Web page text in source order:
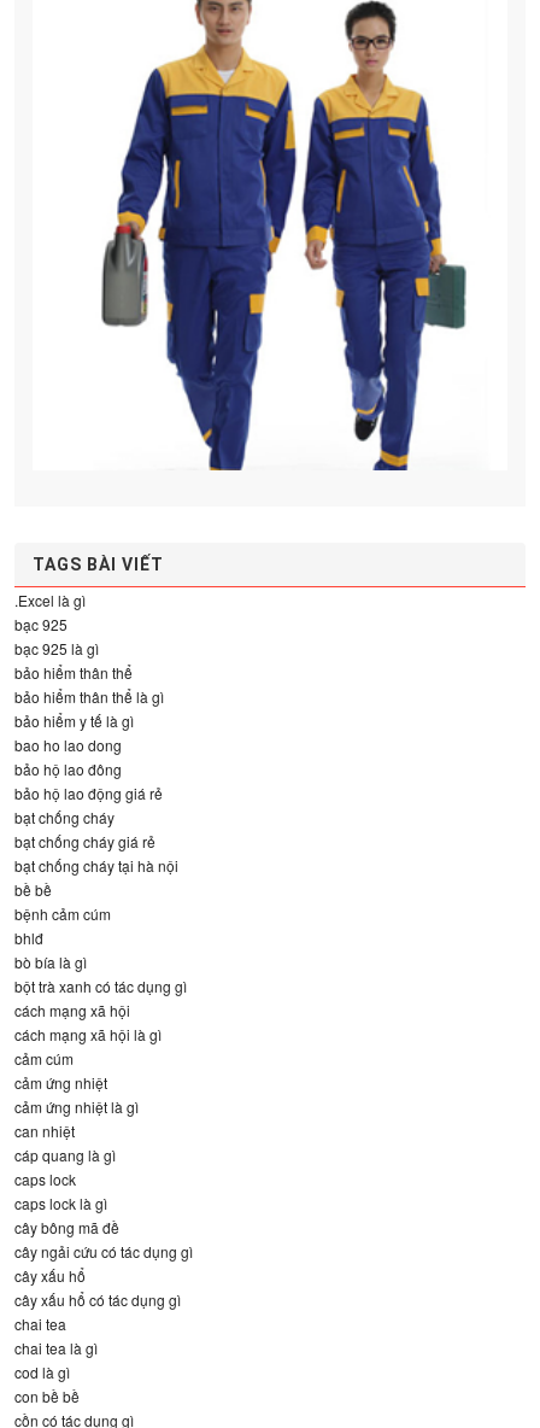
TAGS BÀI VIẾT
.Excel là gì
bạc 925
bạc 925 là gì
bảo hiểm thân thể
bảo hiểm thân thể là gì
bảo hiểm y tế là gì
bao ho lao dong
bảo hộ lao đông
bảo hộ lao động giá rẻ
bạt chống cháy
bạt chống cháy giá rẻ
bạt chống cháy tại hà nội
bề bề
bệnh cảm cúm
bhlđ
bò bía là gì
bột trà xanh có tác dụng gì
cách mạng xã hội
cách mạng xã hội là gì
cảm cúm
cảm ứng nhiệt
cảm ứng nhiệt là gì
can nhiệt
cáp quang là gì
caps lock
caps lock là gì
cây bông mã đề
cây ngải cứu có tác dụng gì
cây xấu hổ
cây xấu hổ có tác dụng gì
chai tea
chai tea là gì
cod là gì
con bề bề
cồn có tác dụng gì